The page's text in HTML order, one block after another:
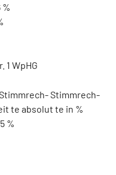
1 WpHG
Stimmrech-
te absolut te in %
%